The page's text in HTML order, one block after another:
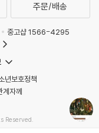
주문/배송
중고샵 1566-4295
년보호정책
계자께
Reserved.